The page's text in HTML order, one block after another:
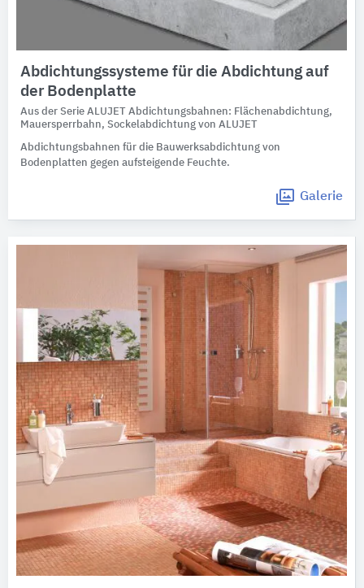
Abdichtungssysteme für die Abdichtung auf
der Bodenplatte
Aus der Serie ALUJET Abdichtungsbahnen: Flächenabdichtung,
Mauersperrbahn, Sockelabdichtung von ALUJET
Abdichtungsbahnen für die Bauwerksabdichtung von
Bodenplatten gegen aufsteigende Feuchte.
Galerie